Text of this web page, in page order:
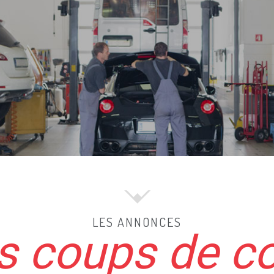
LES ANNONCES
coups de